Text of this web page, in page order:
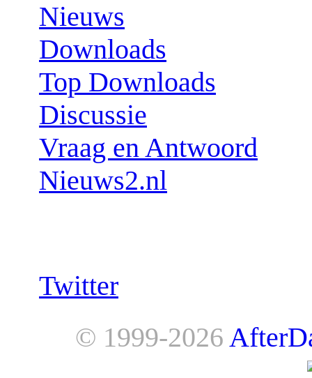
Nieuws
Downloads
Top Downloads
Discussie
Vraag en Antwoord
Nieuws2.nl
Twitter
© 1999-2026